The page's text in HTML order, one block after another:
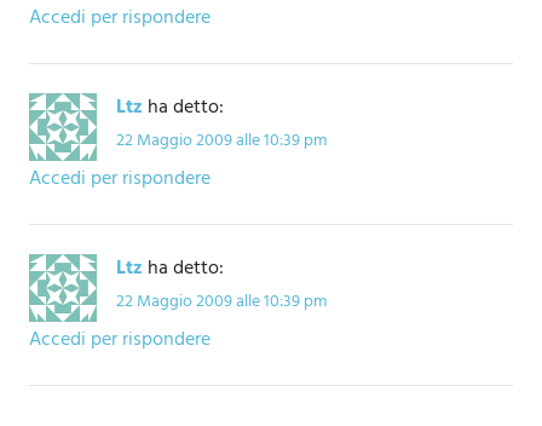
Accedi per rispondere
Ltz ha detto:
22 Maggio 2009 alle 10:39 pm
Accedi per rispondere
Ltz ha detto:
22 Maggio 2009 alle 10:39 pm
Accedi per rispondere